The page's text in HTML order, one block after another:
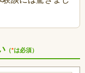
（*は必須）